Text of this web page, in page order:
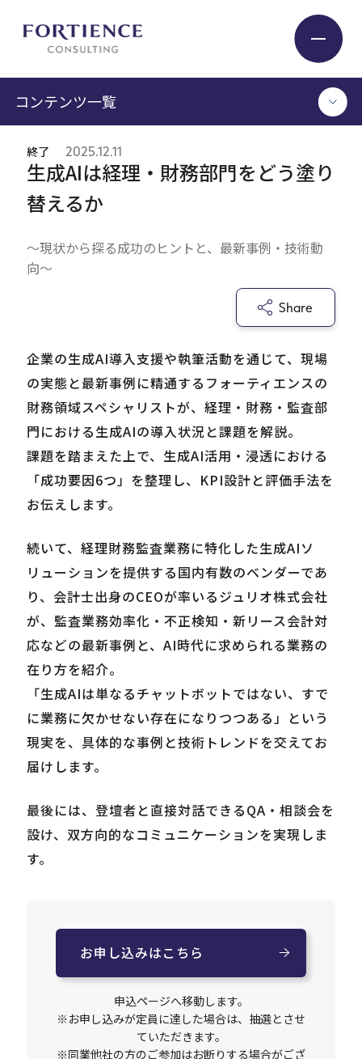
Service
Insight
Company
Careers
News
EN
サイト内検索
Contact
コンテンツ一覧
TOP
コンサルタント執筆記事
セミナー / イベント
調査 / レポート
メディア掲載
生成AIは経理・財務部門をどう塗り
替えるか
～現状から探る成功のヒントと、最新事例・技術動
向～
終了 2025.12.11
Share
企業の生成AI導入支援や執筆活動を通じて、現場
の実態と最新事例に精通するフォーティエンスの
財務領域スペシャリストが、経理・財務・監査部
門における生成AIの導入状況と課題を解説。
課題を踏まえた上で、生成AI活用・浸透における
「成功要因6つ」を整理し、KPI設計と評価手法を
お伝えします。
続いて、経理財務監査業務に特化した生成AIソ
リューションを提供する国内有数のベンダーであ
り、会計士出身のCEOが率いるジュリオ株式会社
が、監査業務効率化・不正検知・新リース会計対
応などの最新事例と、AI時代に求められる業務の
在り方を紹介。
「生成AIは単なるチャットボットではない、すで
に業務に欠かせない存在になりつつある」という
現実を、具体的な事例と技術トレンドを交えてお
届けします。
最後には、登壇者と直接対話できるQA・相談会を
設け、双方向的なコミュニケーションを実現しま
す。
お申し込みはこちら
申込ページへ移動します。
※お申し込みが定員に達した場合は、抽選とさせ
ていただきます。
※同業他社の方のご参加はお断りする場合がござ